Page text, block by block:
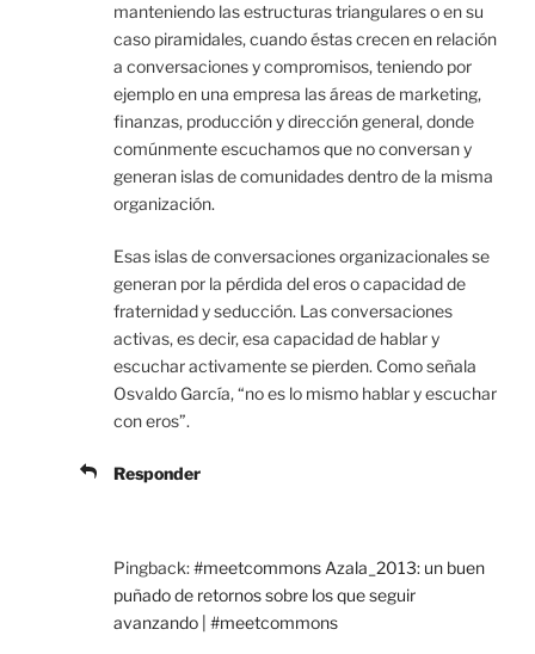
manteniendo las estructuras triangulares o en su
caso piramidales, cuando éstas crecen en relación
a conversaciones y compromisos, teniendo por
ejemplo en una empresa las áreas de marketing,
finanzas, producción y dirección general, donde
comúnmente escuchamos que no conversan y
generan islas de comunidades dentro de la misma
organización.
Esas islas de conversaciones organizacionales se
generan por la pérdida del eros o capacidad de
fraternidad y seducción. Las conversaciones
activas, es decir, esa capacidad de hablar y
escuchar activamente se pierden. Como señala
Osvaldo García, “no es lo mismo hablar y escuchar
con eros”.
Responder
Pingback:#meetcommons Azala_2013: un buen
puñado de retornos sobre los que seguir
avanzando | #meetcommons